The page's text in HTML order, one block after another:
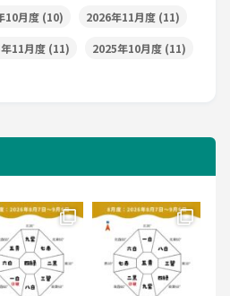
10月度 (10) 2026年11月度 (11)
11月度 (11) 2025年10月度 (11)